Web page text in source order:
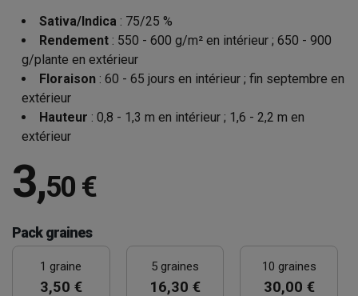
Sativa/Indica : 75/25 %
Rendement : 550 - 600 g/m² en intérieur ; 650 - 900
g/plante en extérieur
Floraison : 60 - 65 jours en intérieur ; fin septembre en
extérieur
Hauteur : 0,8 - 1,3 m en intérieur ; 1,6 - 2,2 m en
extérieur
3,50 €
Pack graines
1 graine
3,50 €
5 graines
16,30 €
10 graines
30,00 €